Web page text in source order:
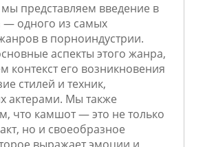
мы представляем введение в
одного из самых
в порноиндустрии.
аспекты этого жанра,
контекст его возникновения
стилей и техник,
актерами. Мы также
что камшот — это не только
но и своеобразное